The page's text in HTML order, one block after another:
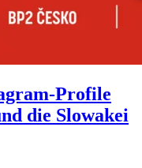
Profile
die Slowakei